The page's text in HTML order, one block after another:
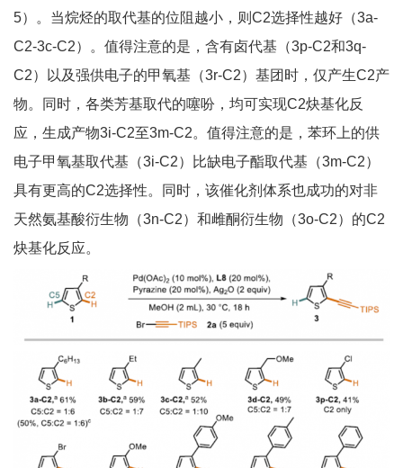
5）。当烷烃的取代基的位阻越小，则C2选择性越好（3a-
C2-3c-C2）。值得注意的是，含有卤代基（3p-C2和3q-
C2）以及强供电子的甲氧基（3r-C2）基团时，仅产生C2产
物。同时，各类芳基取代的噻吩，均可实现C2炔基化反
应，生成产物3i-C2至3m-C2。值得注意的是，苯环上的供
电子甲氧基取代基（3i-C2）比缺电子酯取代基（3m-C2）
具有更高的C2选择性。同时，该催化剂体系也成功的对非
天然氨基酸衍生物（3n-C2）和雌酮衍生物（3o-C2）的C2
炔基化反应。